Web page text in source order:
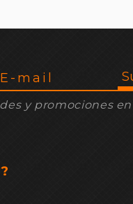
y promociones